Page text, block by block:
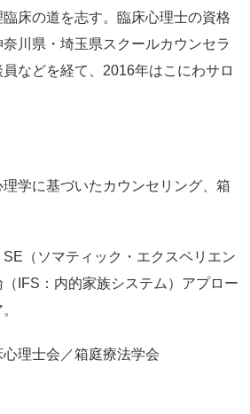
床の道を志す。臨床心理士の資格
川県・埼玉県スクールカウンセラ
などを経て、2016年はこにわサロ
学に基づいたカウンセリング、箱
（ソマティック・エクスペリエン
IFS：内的家族システム）アプロー
理士会／箱庭療法学会